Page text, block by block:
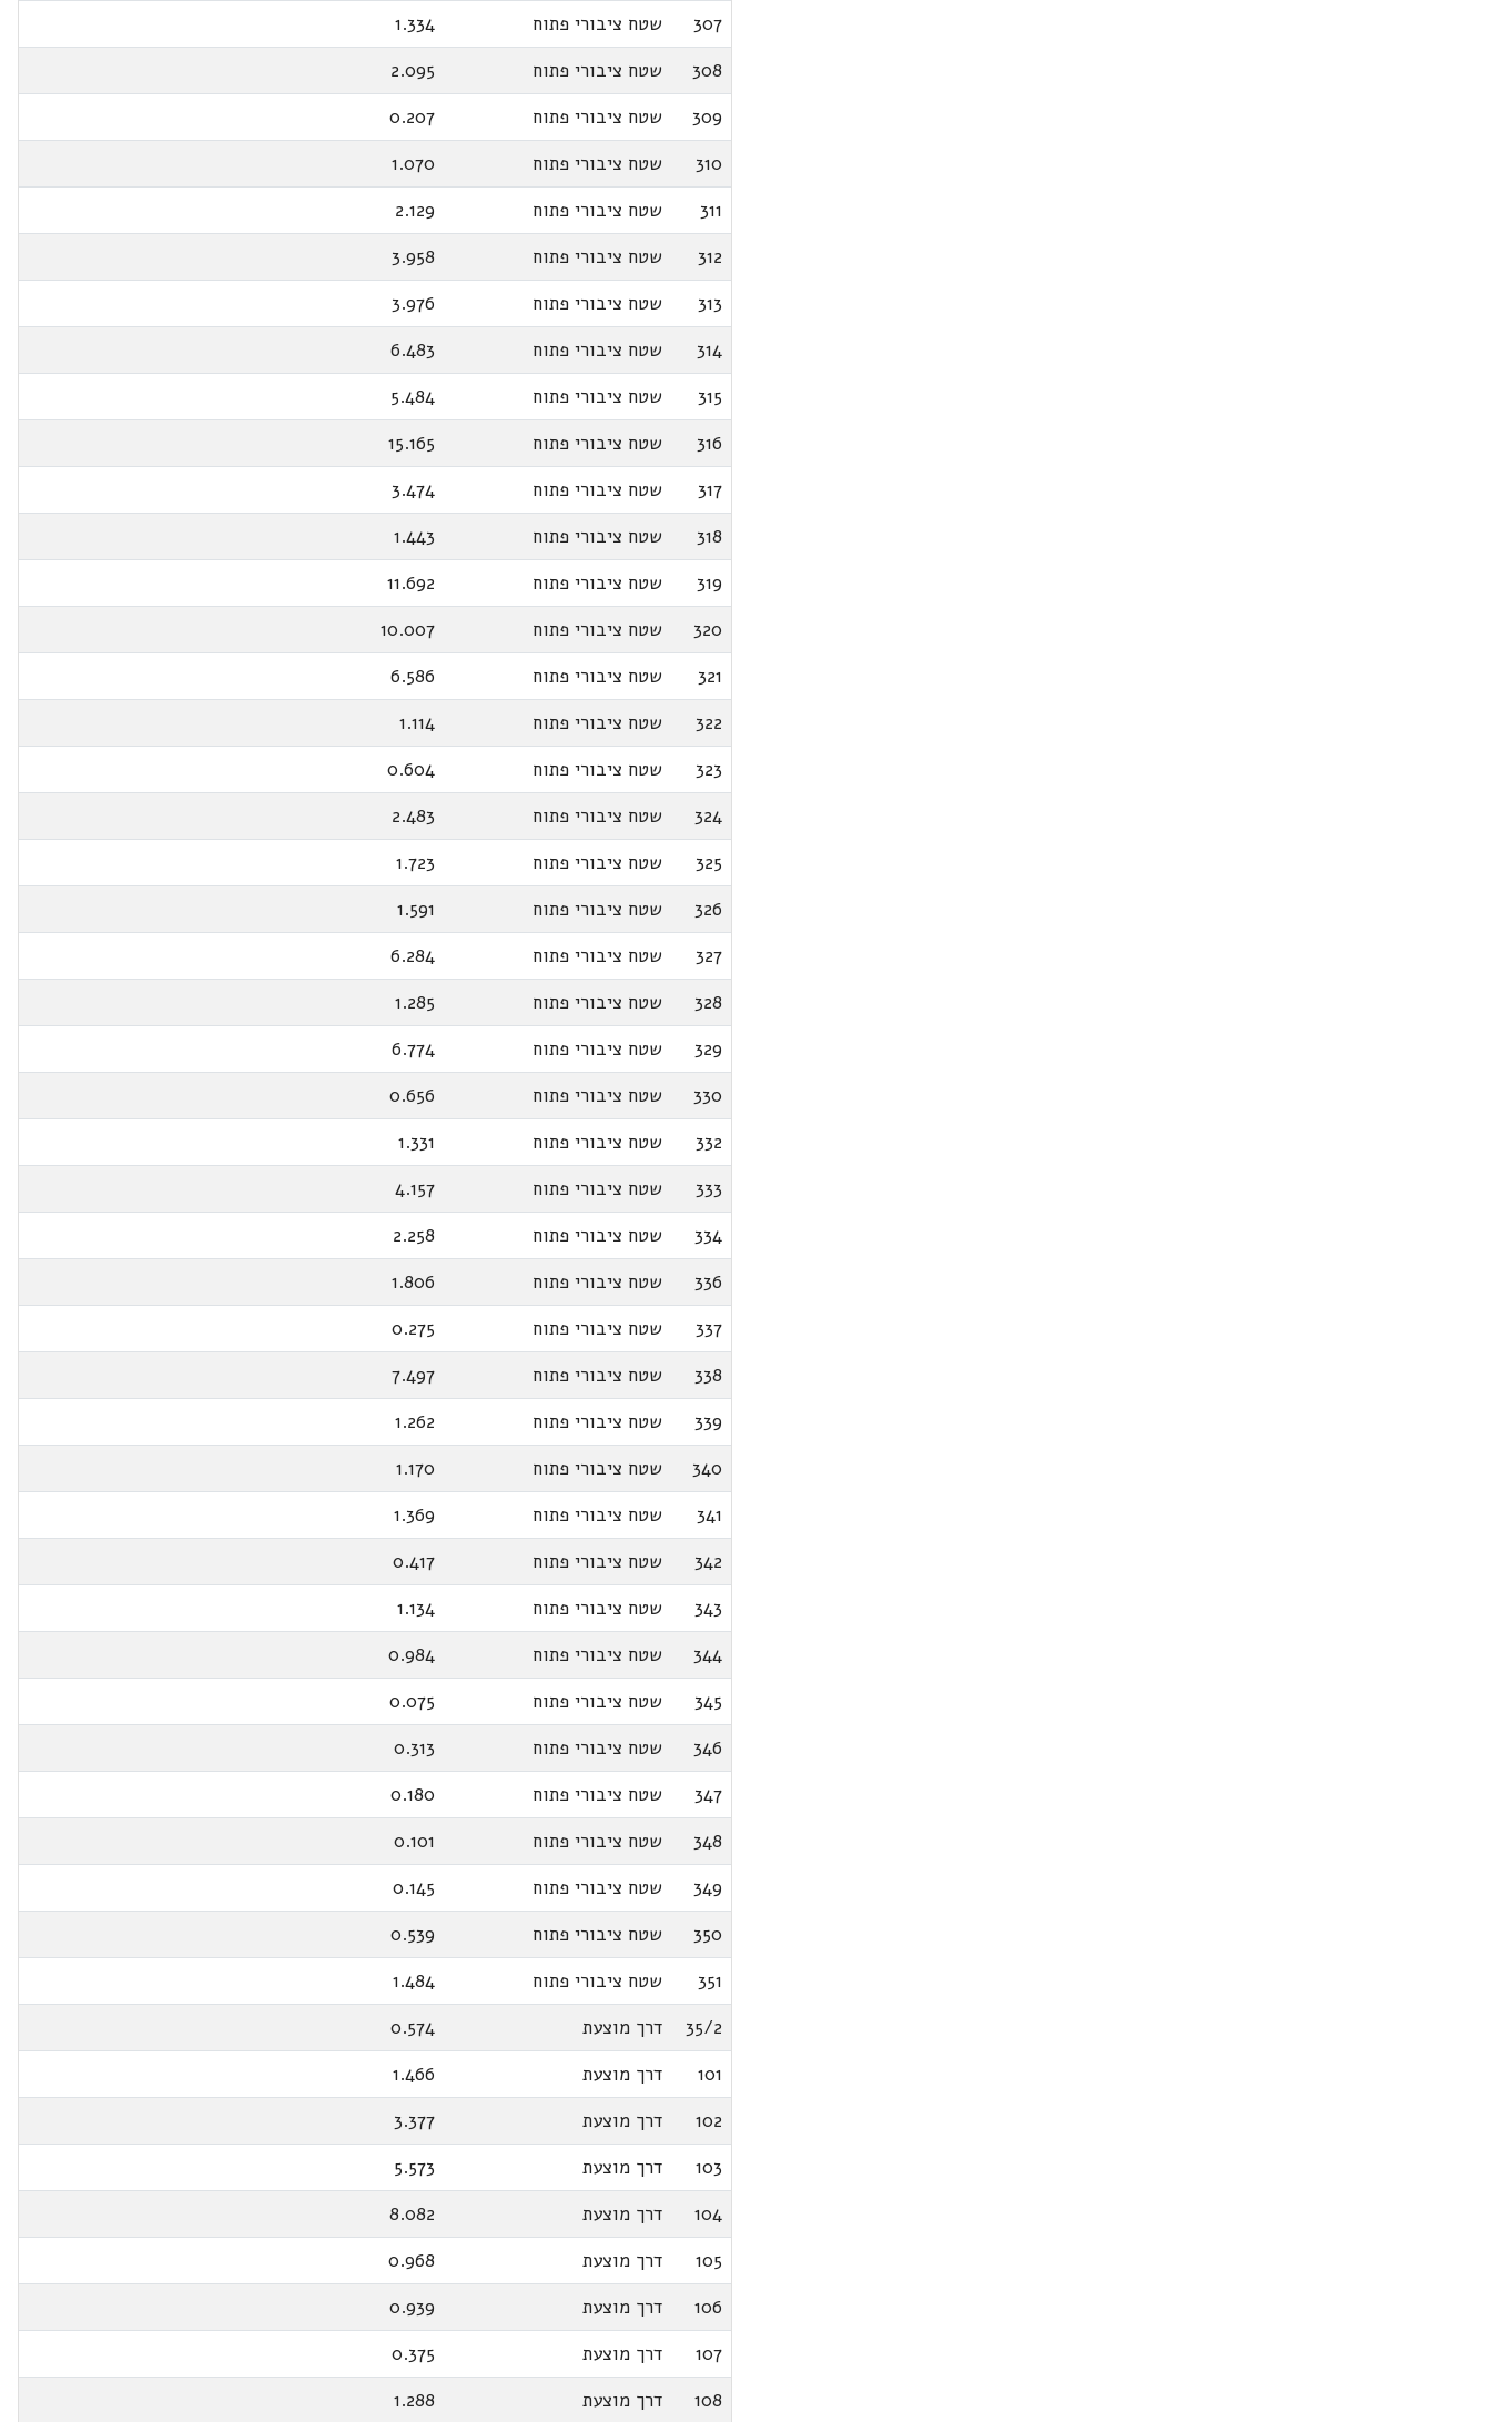
307
שטח ציבורי פתוח
1.334
308
שטח ציבורי פתוח
2.095
309
שטח ציבורי פתוח
0.207
310
שטח ציבורי פתוח
1.070
311
שטח ציבורי פתוח
2.129
312
שטח ציבורי פתוח
3.958
313
שטח ציבורי פתוח
3.976
314
שטח ציבורי פתוח
6.483
315
שטח ציבורי פתוח
5.484
316
שטח ציבורי פתוח
15.165
317
שטח ציבורי פתוח
3.474
318
שטח ציבורי פתוח
1.443
319
שטח ציבורי פתוח
11.692
320
שטח ציבורי פתוח
10.007
321
שטח ציבורי פתוח
6.586
322
שטח ציבורי פתוח
1.114
323
שטח ציבורי פתוח
0.604
324
שטח ציבורי פתוח
2.483
325
שטח ציבורי פתוח
1.723
326
שטח ציבורי פתוח
1.591
327
שטח ציבורי פתוח
6.284
328
שטח ציבורי פתוח
1.285
329
שטח ציבורי פתוח
6.774
330
שטח ציבורי פתוח
0.656
332
שטח ציבורי פתוח
1.331
333
שטח ציבורי פתוח
4.157
334
שטח ציבורי פתוח
2.258
336
שטח ציבורי פתוח
1.806
337
שטח ציבורי פתוח
0.275
338
שטח ציבורי פתוח
7.497
339
שטח ציבורי פתוח
1.262
340
שטח ציבורי פתוח
1.170
341
שטח ציבורי פתוח
1.369
342
שטח ציבורי פתוח
0.417
343
שטח ציבורי פתוח
1.134
344
שטח ציבורי פתוח
0.984
345
שטח ציבורי פתוח
0.075
346
שטח ציבורי פתוח
0.313
347
שטח ציבורי פתוח
0.180
348
שטח ציבורי פתוח
0.101
349
שטח ציבורי פתוח
0.145
350
שטח ציבורי פתוח
0.539
351
שטח ציבורי פתוח
1.484
35/2
דרך מוצעת
0.574
101
דרך מוצעת
1.466
102
דרך מוצעת
3.377
103
דרך מוצעת
5.573
104
דרך מוצעת
8.082
105
דרך מוצעת
0.968
106
דרך מוצעת
0.939
107
דרך מוצעת
0.375
108
דרך מוצעת 1.288